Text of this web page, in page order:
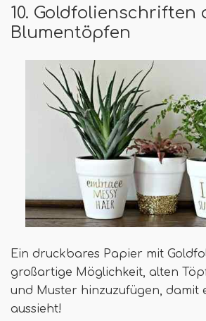
10. Goldfolienschriften
Blumentöpfen
Ein druckbares Papier mit
großartige Möglichkeit, alten
und Muster hinzuzufügen, damit
aussieht!